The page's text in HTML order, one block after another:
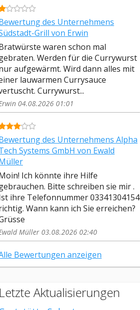
des Unternehmens
Grill von Erwin
waren schon mal
Werden für die Currywurst
aufgewärmt. Wird dann alles mit
lauwarmen Currysauce
Currywurst...
04.08.2026 01:01
des Unternehmens Alpha
Systems GmbH von Ewald
Ich könnte ihre Hilfe
Bitte schreiben sie mir .
ihre Telefonnummer 03341304154
Wann kann ich Sie erreichen?
Müller 03.08.2026 02:40
Bewertungen anzeigen
Letzte Aktualisierungen